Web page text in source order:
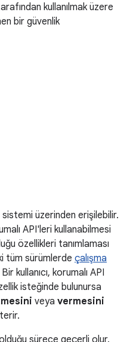
kullanılmak üzere
bir güvenlik
üzerinden erişilebilir.
API'leri kullanabilmesi
özellikleri tanımlaması
tüm sürümlerde çalışma
kullanıcı, korumalı API
isteğinde bulunursa
veya vermesini
sürece geçerli olur.